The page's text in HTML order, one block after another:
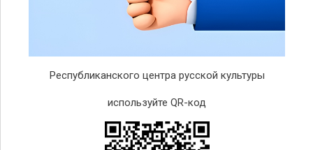
Республиканского центра русской культуры
используйте QR-код